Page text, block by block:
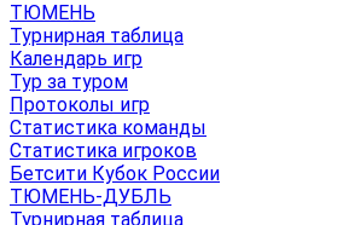
ТЮМЕНЬ
Турнирная таблица
Календарь игр
Тур за туром
Протоколы игр
Статистика команды
Статистика игроков
Бетсити Кубок России
ТЮМЕНЬ-ДУБЛЬ
Турнирная таблица